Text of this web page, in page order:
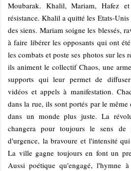
Moubarak. Khalil, Mariam, Hafez
résistance. Khalil a quitté les Etats-
des siens. Mariam soigne les blessés,
à faire libérer les opposants qui ont
les combats et poste ses photos sur les
ils animent le collectif Chaos, une
supports qui leur permet de
vidéos et appels à manifestation.
dans la rue, ils sont portés par le
dans un monde plus juste. La
changera pour toujours le sens de
d'urgence, la bravoure et l'intensité
La ville gagne toujours en font un
Aussi poétique qu'engagé, l'hymne